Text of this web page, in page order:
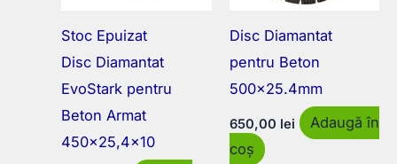
Stoc Epuizat
Disc Diamantat
EvoStark pentru
Beton Armat
450×25,4×10
Disc Diamantat
pentru Beton
500×25.4mm
650,00 lei
Adaugă în
coș